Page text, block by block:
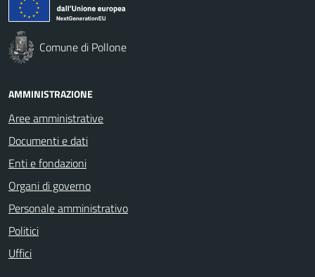
Comune di Pollone
AMMINISTRAZIONE
Aree amministrative
Documenti e dati
Enti e fondazioni
Organi di governo
Personale amministrativo
Politici
Uffici